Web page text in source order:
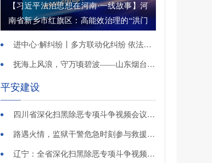
【习近平法治思想在河南·一线故事】河
南省新乡市红旗区：高能效治理的“洪门
进中心·解纠纷丨多方联动化纠纷 依法调解护农耕
抚海上风浪，守万顷碧波——山东烟台把矛盾化解在微澜未起时
平安建设
四川省深化扫黑除恶专项斗争视频会议召开 于立军出席并讲话
路遇火情，监狱干警危急时刻参与救援显身手！
辽宁：全省深化扫黑除恶专项斗争视频会议召开